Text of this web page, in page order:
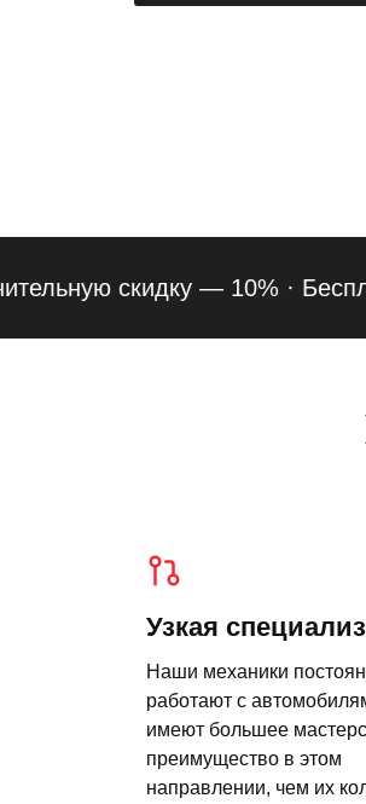
скидку — 10% ·
Узкая
Наши механики
работают с
имеют большее
преимущество в этом
направлении, чем их